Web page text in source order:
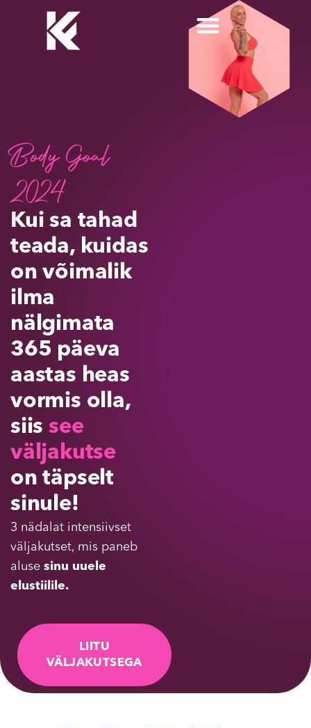
Body Goal
2024
Kui sa tahad
teada, kuidas
on võimalik
ilma
nälgimata
365 päeva
aastas heas
vormis olla,
siis see
väljakutse
on täpselt
sinule!
3 nädalat intensiivset
väljakutset, mis paneb
aluse sinu uuele
elustiilile.
LIITU
VÄLJAKUTSEGA